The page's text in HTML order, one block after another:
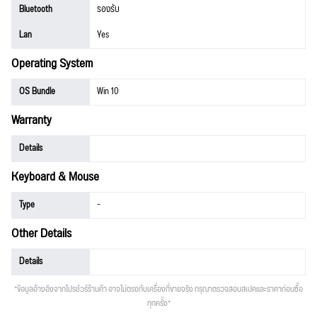
Bluetooth
รองรับ
Lan
Yes
Operating System
OS Bundle Win 10
Warranty
Details
Keyboard & Mouse
Type -
Other Details
Details
*ข้อมูลอ้างอิงจากโปรชัวร์ร้านค้า อาจไม่ตรงกับเครื่องที่ขายจริง กรุณาตรวจสอบสเปคและราคาก่อนซื้อ
ทุกครั้ง*